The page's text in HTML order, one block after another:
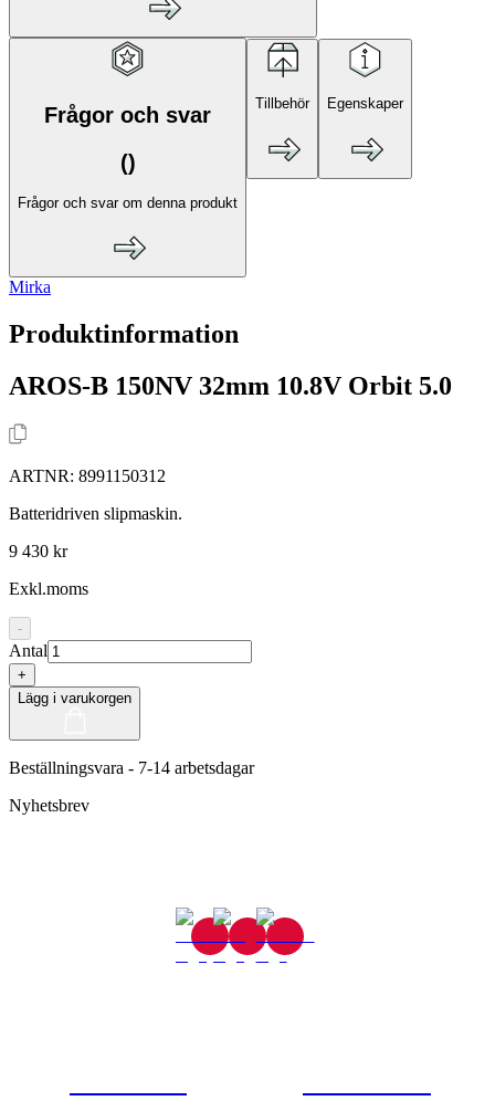
Frågor och svar
()
Frågor och svar om denna produkt
Tillbehör Egenskaper
Mirka
Produktinformation
AROS-B 150NV 32mm 10.8V Orbit 5.0
ARTNR: 8991150312
Batteridriven slipmaskin.
9 430 kr
Exkl.moms
-
Antal
+
Lägg i varukorgen
Beställningsvara - 7-14 arbetsdagar
Nyhetsbrev